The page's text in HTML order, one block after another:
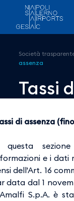
Tassi di
Società
assenza
Tassi
di assenza
questa
e i dati
dell'Art. 16
data dal 1
S.p.A. è